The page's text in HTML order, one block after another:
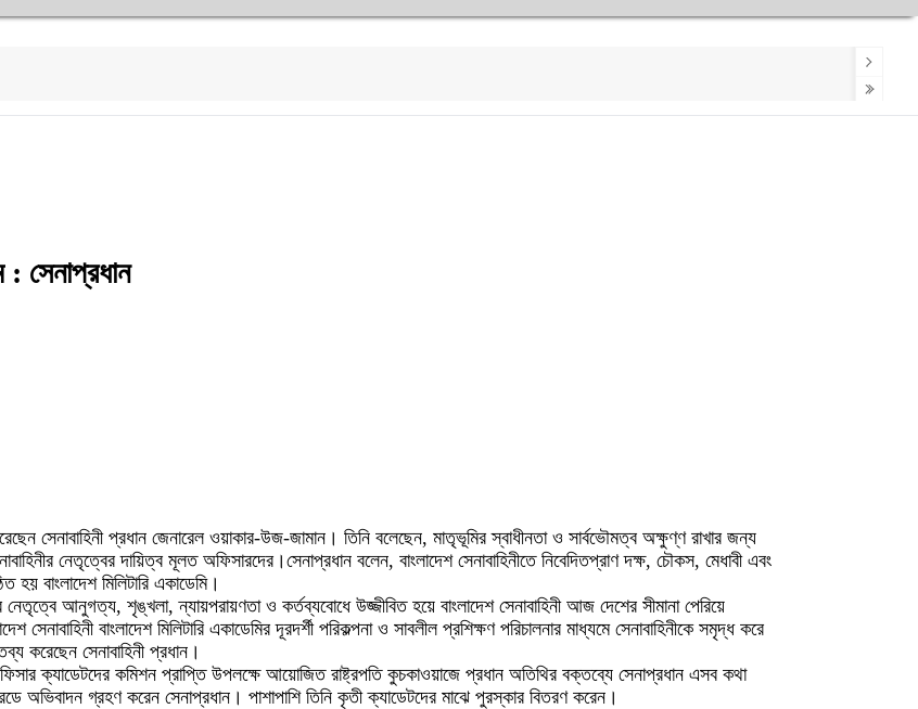
সেনাপ্রধান
সেনাবাহিনী প্রধান জেনারেল ওয়াকার-উজ-জামান। তিনি বলেছেন, মাতৃভূমির স্বাধীনতা ও সার্বভৌমত্ব অক্ষুণ্ণ রাখার জন্য
নেতৃত্বের দায়িত্ব মূলত অফিসারদের।সেনাপ্রধান বলেন, বাংলাদেশ সেনাবাহিনীতে নিবেদিতপ্রাণ দক্ষ, চৌকস, মেধাবী এবং
বাংলাদেশ মিলিটারি একাডেমি।
আনুগত্য, শৃঙ্খলা, ন্যায়পরায়ণতা ও কর্তব্যবোধে উজ্জীবিত হয়ে বাংলাদেশ সেনাবাহিনী আজ দেশের সীমানা পেরিয়ে
বাংলাদেশ মিলিটারি একাডেমির দূরদর্শী পরিকল্পনা ও সাবলীল প্রশিক্ষণ পরিচালনার মাধ্যমে সেনাবাহিনীকে সমৃদ্ধ করে
করেছেন সেনাবাহিনী প্রধান।
ক্যাডেটদের কমিশন প্রাপ্তি উপলক্ষে আয়োজিত রাষ্ট্রপতি কুচকাওয়াজে প্রধান অতিথির বক্তব্যে সেনাপ্রধান এসব কথা
অভিবাদন গ্রহণ করেন সেনাপ্রধান। পাশাপাশি তিনি কৃতী ক্যাডেটদের মাঝে পুরস্কার বিতরণ করেন।